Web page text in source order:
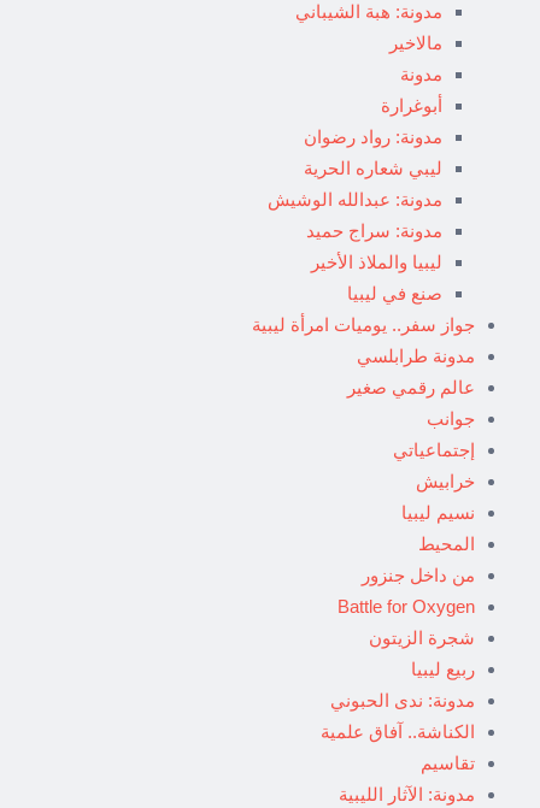
مدونة: هبة الشيباني
مالاخير
مدونة
أبوغرارة
مدونة: رواد رضوان
ليبي شعاره الحرية
مدونة: عبدالله الوشيش
مدونة: سراج حميد
ليبيا والملاذ الأخير
صنع في ليبيا
جواز سفر.. يوميات امرأة ليبية
مدونة طرابلسي
عالم رقمي صغير
جوانب
إجتماعياتي
خرابيش
نسيم ليبيا
المحيط
من داخل جنزور
Battle for Oxygen
شجرة الزيتون
ربيع ليبيا
مدونة: ندى الحبوني
الكناشة.. آفاق علمية
تقاسيم
مدونة: الآثار الليبية